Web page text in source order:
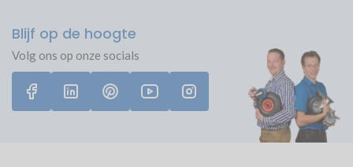
keurig verpakt en klaar voor gebruik, monteren is 2 minuten
Blijf op de hoogte
Volg ons op onze socials